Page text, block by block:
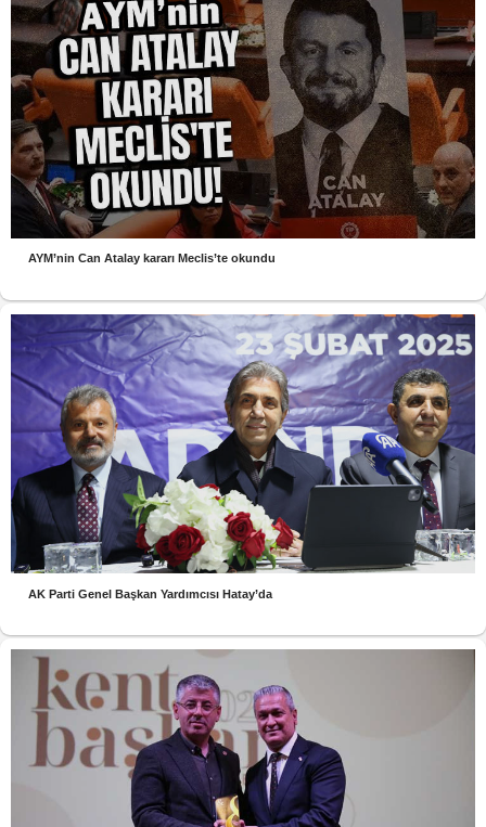
AYM’nin Can Atalay kararı Meclis’te okundu
AK Parti Genel Başkan Yardımcısı Hatay’da